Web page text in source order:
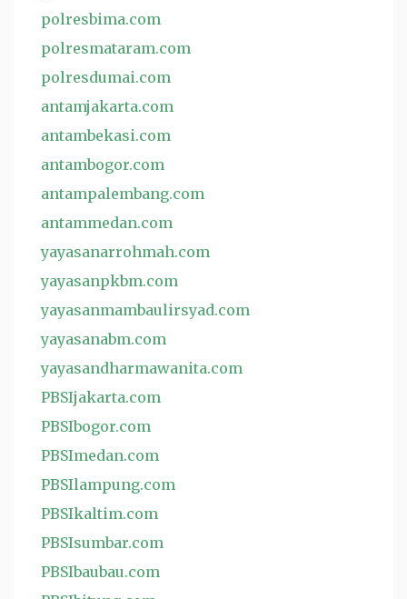
polresbima.com
polresmataram.com
polresdumai.com
antamjakarta.com
antambekasi.com
antambogor.com
antampalembang.com
antammedan.com
yayasanarrohmah.com
yayasanpkbm.com
yayasanmambaulirsyad.com
yayasanabm.com
yayasandharmawanita.com
PBSIjakarta.com
PBSIbogor.com
PBSImedan.com
PBSIlampung.com
PBSIkaltim.com
PBSIsumbar.com
PBSIbaubau.com